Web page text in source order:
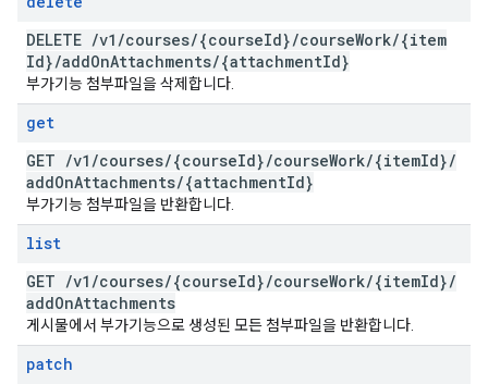
DELETE /v1 /courses/{courseId}/courseWork/{item
Id}/addOnAttachments/{attachmentId}
부가기능 첨부파일을 삭제합니다.
get
GET /v1 /courses/{courseId}/courseWork/{itemId}/
addOnAttachments/{attachmentId}
부가기능 첨부파일을 반환합니다.
list
GET /v1 /courses/{courseId}/courseWork/{itemId}/
addOnAttachments
게시물에서 부가기능으로 생성된 모든 첨부파일을 반환합니다.
patch